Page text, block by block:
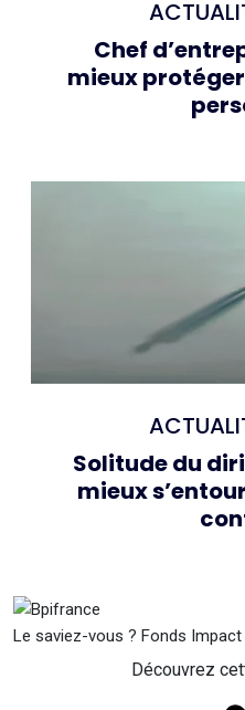
Chef
mieux
Solitude du
mieux
Le saviez-vous ? Fonds
Découvrez